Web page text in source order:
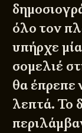
όλο τον
υπήρχε
σομελιέ
θα έπρεπε
λεπτά. Το